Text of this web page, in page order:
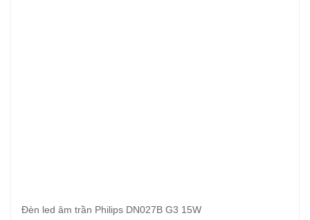
Đèn led âm trần Philips DN027B G3 15W